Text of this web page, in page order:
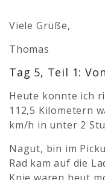
Viele Grüße,
Thomas
Tag 5, Teil 1:
Heute konnte ich
112,5 Kilometern
km/h in unter 2
Nagut, bin im
Rad kam auf die